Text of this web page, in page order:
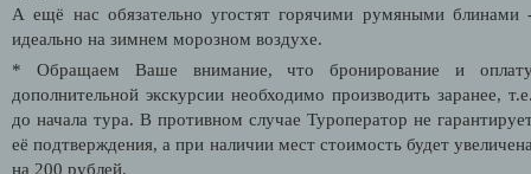
А ещё нас обязательно угостят горячими румяными блинами
идеально на зимнем морозном воздухе.
* Обращаем Ваше внимание, что бронирование и
дополнительной экскурсии необходимо производить заранее,
до начала тура. В противном случае Туроператор не
её подтверждения, а при наличии мест стоимость будет
на 200 рублей.